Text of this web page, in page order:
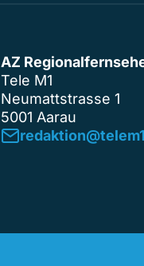
AZ
Tele M1
Neumattstrasse 1
5001 Aarau